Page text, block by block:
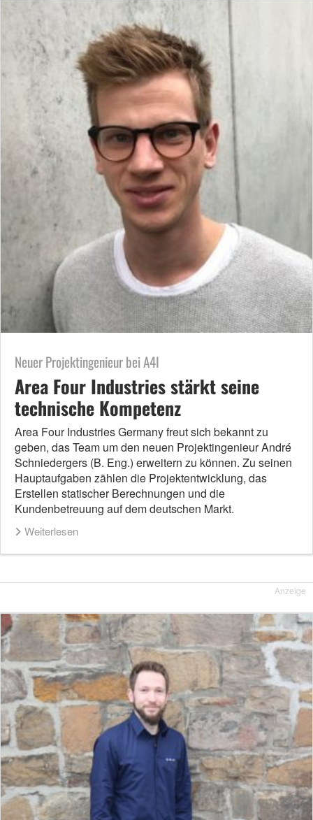
Neuer Projektingenieur bei A4I
Area Four Industries stärkt seine
technische Kompetenz
Area Four Industries Germany freut sich bekannt zu
geben, das Team um den neuen Projektingenieur André
Schniedergers (B. Eng.) erweitern zu können. Zu seinen
Hauptaufgaben zählen die Projektentwicklung, das
Erstellen statischer Berechnungen und die
Kundenbetreuung auf dem deutschen Markt.
Weiterlesen
Anzeige